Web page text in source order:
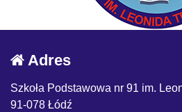
Adres
Szkoła Podstawowa nr 91 im.
91-078 Łódź